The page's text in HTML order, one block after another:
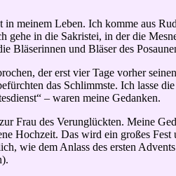
meinem Leben. Ich komme aus
in die Sakristei, in der die
und Bläser des
der erst vier Tage vorher
das Schlimmste. Ich lasse
– waren meine Gedanken.
Frau des Verunglückten. Meine
Hochzeit. Das wird ein großes
wie dem Anlass des ersten